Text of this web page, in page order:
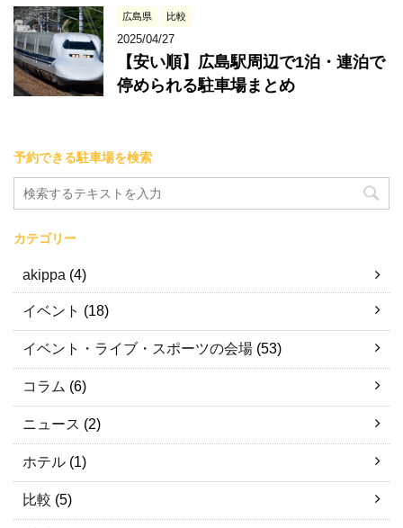
広島県 比較
2025/04/27
【安い順】広島駅周辺で1泊・連泊で
停められる駐車場まとめ
予約できる駐車場を検索
カテゴリー
akippa (4)
イベント (18)
イベント・ライブ・スポーツの会場 (53)
コラム (6)
ニュース (2)
ホテル (1)
比較 (5)